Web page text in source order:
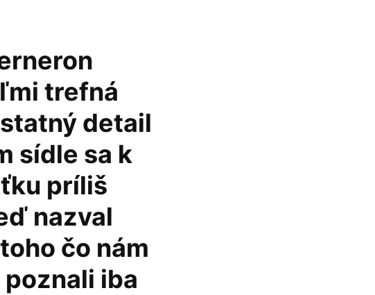
trefná
detail
sídle sa k
príliš
nazval
čo nám
iba